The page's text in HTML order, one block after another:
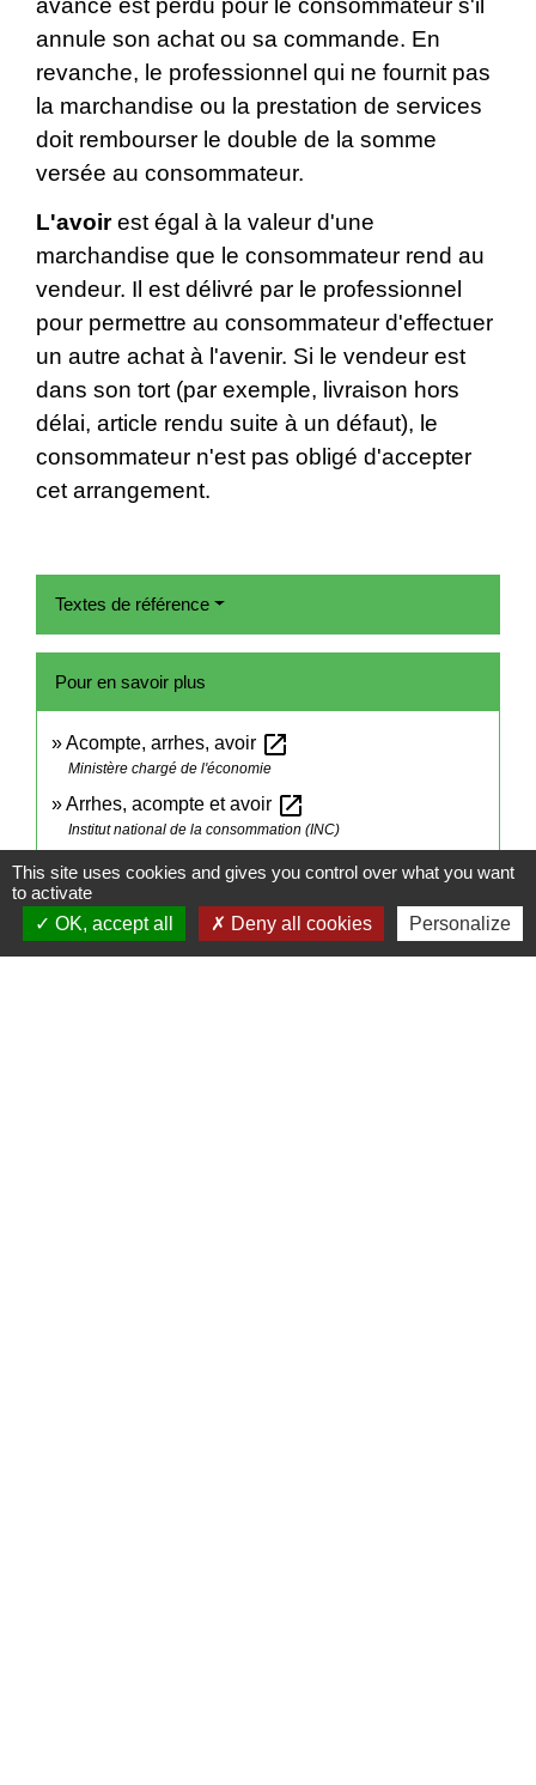
avancé est perdu pour le consommateur s'il
annule son achat ou sa commande. En
revanche, le professionnel qui ne fournit pas
la marchandise ou la prestation de services
doit rembourser le double de la somme
versée au consommateur.
L'avoirest égal à la valeur d'une
marchandise que le consommateur rend au
vendeur. Il est délivré par le professionnel
pour permettre au consommateur d'effectuer
un autre achat à l'avenir. Si le vendeur est
dans son tort (par exemple, livraison hors
délai, article rendu suite à un défaut), le
consommateur n'est pas obligé d'accepter
cet arrangement.
Textes de référence
Pour en savoir plus
Acompte, arrhes, avoir open_in_new
Ministère chargé de l'économie
Arrhes, acompte et avoir open_in_new
Institut national de la consommation (INC)
This site uses cookies and gives you control over what you want
to activate
OK, accept all
Deny all cookies Personalize